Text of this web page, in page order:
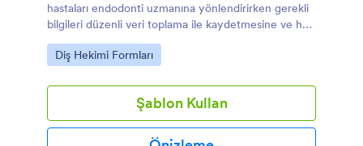
hastaları endodonti uzmanına yönlendirirken gerekli
bilgileri düzenli veri toplama ile kaydetmesine ve her
form yanıtını kolayca takip etmesine yardımcı olur.
Go to Category:
Diş Hekimi Formları
Şablon Kullan